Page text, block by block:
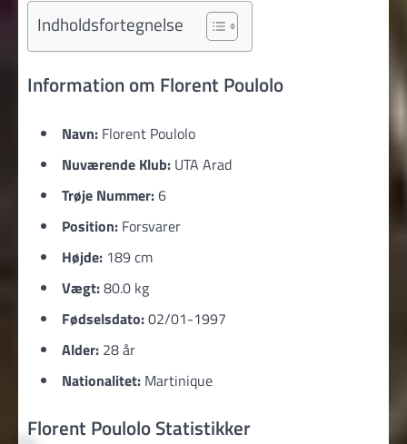
Indholdsfortegnelse
Information om Florent Poulolo
Navn: Florent Poulolo
Nuværende Klub: UTA Arad
Trøje Nummer:6
Position: Forsvarer
Højde: 189 cm
Vægt:80.0 kg
Fødselsdato:02/01-1997
Alder: 28 år
Nationalitet: Martinique
Florent Poulolo Statistikker